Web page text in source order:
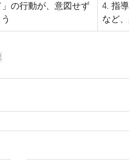
の行動が、意図せず
4. 指
など